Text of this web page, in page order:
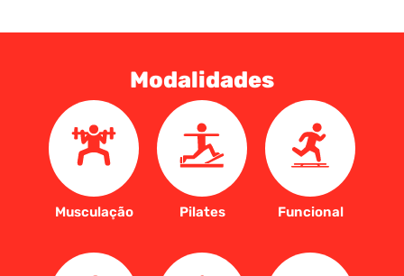
Modalidades
Musculação Pilates Funcional